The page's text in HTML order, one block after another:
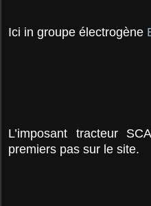
Ici in groupe électrogène
L’imposant tracteur
premiers pas sur le site.